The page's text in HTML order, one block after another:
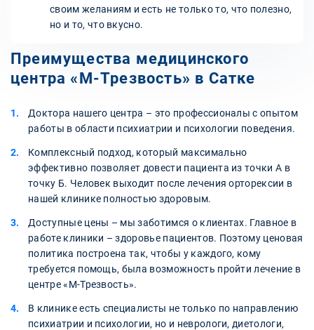
своим желаниям и есть не только то, что полезно,
но и то, что вкусно.
Преимущества медицинского
центра «М-Трезвость» в Сатке
Доктора нашего центра – это профессионалы с опытом
работы в области психиатрии и психологии поведения.
Комплексный подход, который максимально
эффективно позволяет довести пациента из точки А в
точку Б. Человек выходит после лечения орторексии в
нашей клинике полностью здоровым.
Доступные цены – мы заботимся о клиентах. Главное в
работе клиники – здоровье пациентов. Поэтому ценовая
политика построена так, чтобы у каждого, кому
требуется помощь, была возможность пройти лечение в
центре «М-Трезвость».
В клинике есть специалисты не только по направлению
психиатрии и психологии, но и неврологи, диетологи,